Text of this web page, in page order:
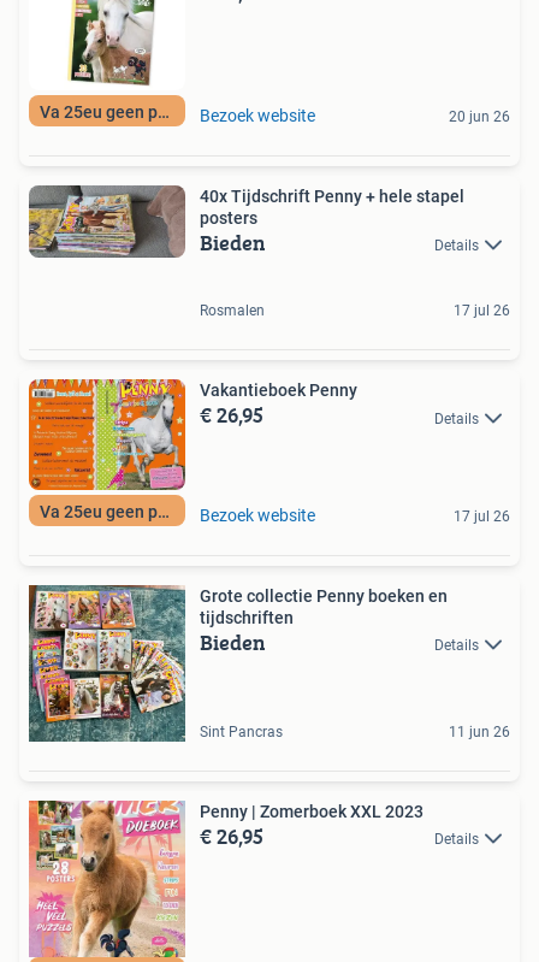
Va 25eu geen porto Bezoek website 20 jun 26
40x Tijdschrift Penny + hele stapel
posters
Bieden Details
Rosmalen 17 jul 26
Va 25eu geen porto
Vakantieboek Penny
€ 26,95 Details
Bezoek website 17 jul 26
Grote collectie Penny boeken en
tijdschriften
Bieden Details
Sint Pancras 11 jun 26
Penny | Zomerboek XXL 2023
€ 26,95 Details